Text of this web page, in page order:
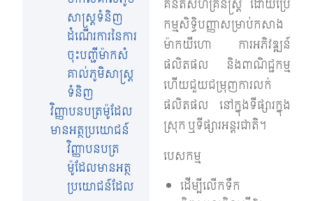
សាស្រ្តទំនិញ
ដំណើរការនៃការ
ចុះបញ្ជីម៉ាកសំ
គាល់ភូមិសាស្រ្ត
ទំនិញ
វិញ្ញាបនបត្រម៉ូដែល
មានអត្ថប្រយោជន៍
វិញ្ញាបនបត្រ
ម៉ូដែលមានអត្ថ
ប្រយោជន៍ដែល​
គំនិតសហគ្រិនស្ត្រី ដោយប្រើ
កម្មសិទ្ធិបញ្ញាសម្រាប់កសាង
ម៉ាកយីហោ ការអភិវឌ្ឍន៍
ផលិតផល និងពាណិជ្ជកម្ម
ហើយជួយជម្រុញការលក់
ផលិតផល នៅក្នុងទីផ្សារក្នុង
ស្រុក ឬទីផ្សារអន្តរជាតិ។
បេសកម្ម
ដើម្បីលើកទឹក